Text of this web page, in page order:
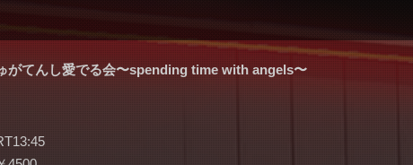
がてんし愛でる会〜spending time with angels〜